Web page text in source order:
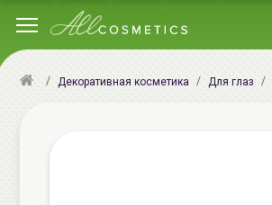
Декоративная косметика Для глаз